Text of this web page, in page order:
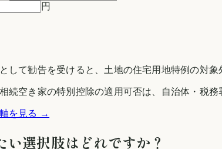
円
して勧告を受けると、土地の住宅用地特例の対
続空き家の特別控除の適用可否は、自治体・税務
を見る →
い選択肢はどれですか？